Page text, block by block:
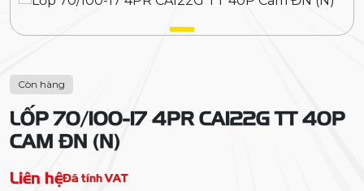
Còn hàng
LỐP 70/100-17 4PR CA122G TT 40P
CAM ĐN (N)
Liên hệĐã tính VAT